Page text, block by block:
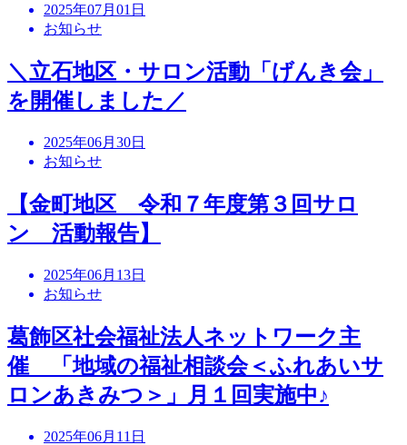
2025年07月01日
お知らせ
＼立石地区・サロン活動「げんき会」
を開催しました／
2025年06月30日
お知らせ
【金町地区 令和７年度第３回サロ
ン 活動報告】
2025年06月13日
お知らせ
葛飾区社会福祉法人ネットワーク主
催 「地域の福祉相談会＜ふれあいサ
ロンあきみつ＞」月１回実施中♪
2025年06月11日